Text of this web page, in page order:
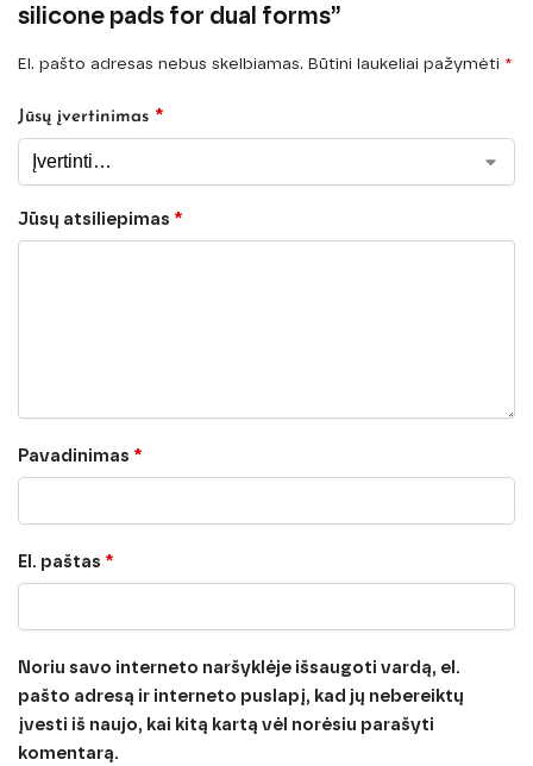
silicone pads for dual forms”
El. pašto adresas nebus skelbiamas. Būtini laukeliai pažymėti *
Jūsų įvertinimas *
Jūsų atsiliepimas *
Pavadinimas *
El. paštas *
Noriu savo interneto naršyklėje išsaugoti vardą, el.
pašto adresą ir interneto puslapį, kad jų nebereiktų
įvesti iš naujo, kai kitą kartą vėl norėsiu parašyti
komentarą.